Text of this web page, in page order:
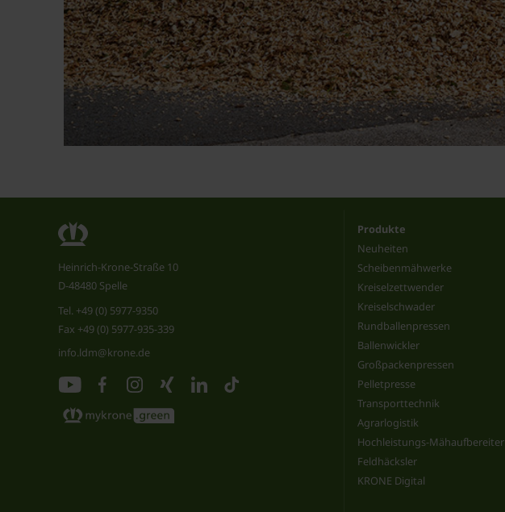
Heinrich-Krone-Straße 10
D-48480 Spelle
Tel. +49 (0) 5977-9350
Fax +49 (0) 5977-935-339
info.ldm@krone.de
Produkte
Neuheiten
Scheibenmähwerke
Kreiselzettwender
Kreiselschwader
Rundballenpressen
Ballenwickler
Großpackenpressen
Pelletpresse
Transporttechnik
Agrarlogistik
Hochleistungs-Mähaufbereiter
Feldhäcksler
KRONE Digital